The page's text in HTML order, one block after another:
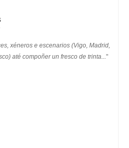
xéneros e escenarios (Vigo, Madrid,
até compoñer un fresco de trinta..."